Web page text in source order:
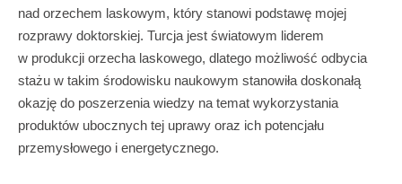
nad orzechem laskowym, który stanowi podstawę mojej
rozprawy doktorskiej. Turcja jest światowym liderem
w produkcji orzecha laskowego, dlatego możliwość odbycia
stażu w takim środowisku naukowym stanowiła doskonałą
okazję do poszerzenia wiedzy na temat wykorzystania
produktów ubocznych tej uprawy oraz ich potencjału
przemysłowego i energetycznego.